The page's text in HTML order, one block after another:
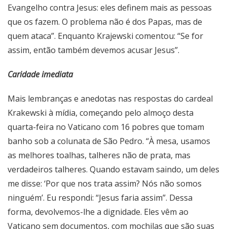
Evangelho contra Jesus: eles definem mais as pessoas
que os fazem. O problema não é dos Papas, mas de
quem ataca”. Enquanto Krajewski comentou: “Se for
assim, então também devemos acusar Jesus”.
Caridade imediata
Mais lembranças e anedotas nas respostas do cardeal
Krakewski à mídia, começando pelo almoço desta
quarta-feira no Vaticano com 16 pobres que tomam
banho sob a colunata de São Pedro. “À mesa, usamos
as melhores toalhas, talheres não de prata, mas
verdadeiros talheres. Quando estavam saindo, um deles
me disse: ‘Por que nos trata assim? Nós não somos
ninguém’. Eu respondi: “Jesus faria assim”. Dessa
forma, devolvemos-lhe a dignidade. Eles vêm ao
Vaticano sem documentos, com mochilas que são suas